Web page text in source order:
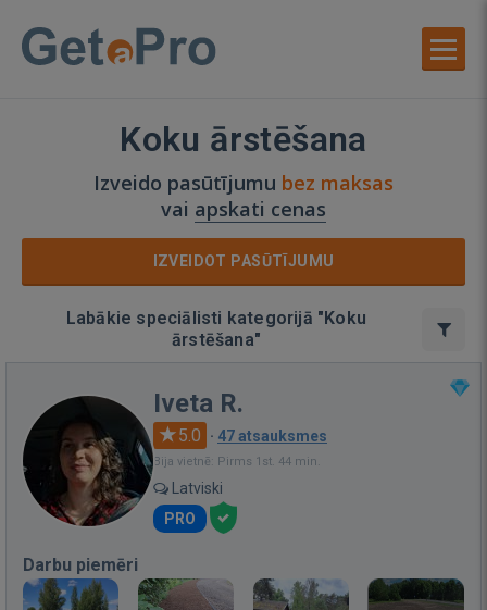
Koku ārstēšana
Izveido pasūtījumu bez maksas
vai apskati cenas
IZVEIDOT PASŪTĪJUMU
Labākie speciālisti kategorijā "Koku
ārstēšana"
Iveta R.
5.0 · 47 atsauksmes
Bija vietnē: Pirms 1st. 44 min.
Latviski
PRO
Darbu piemēri